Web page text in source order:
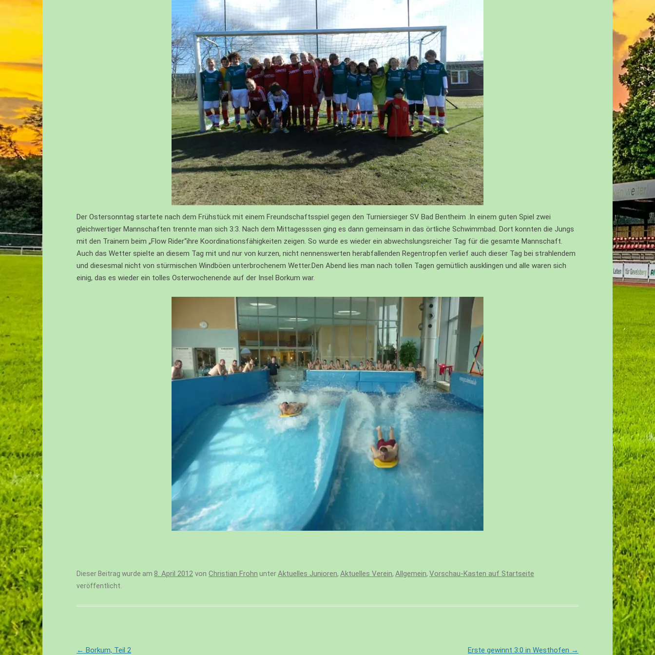
AI – JUNIOREN – U19
BI – JUNIOREN – U17
BII – JUNIOREN – U16
CI – JUNIOREN – U15
CII – JUNIOREN – U14
DI – JUNIOREN – U13
DII – JUNIOREN – U12
DIII – JUNIOREN – U13
EI – JUNIOREN – U11
EII – JUNIOREN – U10
EIV – JUNIOREN – U10
FII – JUNIOREN – U9
JUGENDARBEIT
MITGLIEDSCHAFT
DOWNLOADS
LINKLISTE
WIR SUCHEN
Der Ostersonntag startete nach dem Frühstück mit einem Freundschaftsspiel gegen den Turniersieger SV Bad Bentheim .In einem guten Spiel zwei
gleichwertiger Mannschaften trennte man sich 3:3. Nach dem Mittagesssen ging es dann gemeinsam in das örtliche Schwimmbad. Dort konnten die Jungs
mit den Trainern beim „Flow Rider“ihre Koordinationsfähigkeiten zeigen. So wurde es wieder ein abwechslungsreicher Tag für die gesamte Mannschaft.
Auch das Wetter spielte an diesem Tag mit und nur von kurzen, nicht nennenswerten herabfallenden Regentropfen verlief auch dieser Tag bei strahlendem
und diesesmal nicht von stürmischen Windböen unterbrochenem Wetter.Den Abend lies man nach tollen Tagen gemütlich ausklingen und alle waren sich
einig, das es wieder ein tolles Osterwochenende auf der Insel Borkum war.
Dieser Beitrag wurde am 8. April 2012 von Christian Frohn unterAktuelles Junioren, Aktuelles Verein, Allgemein, Vorschau-Kasten auf Startseite
veröffentlicht.
Beitragsnavigation
← Borkum, Teil 2 Erste gewinnt 3:0 in Westhofen →